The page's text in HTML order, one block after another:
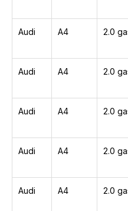
Audi A4 2.0
Audi A4 2.0
Audi A4 2.0
Audi A4 2.0
Audi A4 2.0